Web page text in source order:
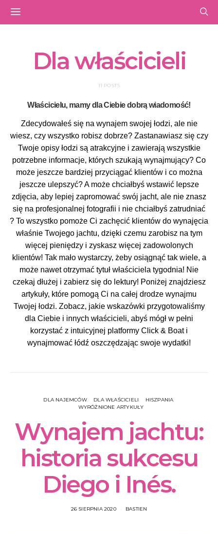
Dla właścicieli
11 POSTS
Właścicielu, mamy dla Ciebie dobrą wiadomość!
Zdecydowałeś się na wynajem swojej łodzi, ale nie
wiesz, czy wszystko robisz dobrze? Zastanawiasz się czy
Twoje opisy łodzi są atrakcyjne i zawierają wszystkie
potrzebne informacje, których szukają wynajmujący? Co
może jeszcze bardziej przyciągać klientów i co można
jeszcze ulepszyć? A może chciałbyś wstawić lepsze
zdjęcia, aby lepiej zapromować swój jacht, ale nie znasz
się na profesjonalnej fotografii i nie chciałbyś zatrudniać
? To wszystko pomoże Ci zachęcić klientów do wynajęcia
właśnie Twojego jachtu, dzięki czemu zarobisz na tym
więcej pieniędzy i zyskasz więcej zadowolonych
klientów! Tak mało wystarczy, żeby osiągnąć tak wiele, a
może nawet otrzymać tytuł właściciela tygodnia! Nie
czekaj dłużej i zabierz się do lektury! Poniżej znajdziesz
artykuły, które pomogą Ci na całej drodze wynajmu
Twojej łodzi. Zobacz, jakie wskazówki przygotowaliśmy
dla Ciebie i innych właścicieli, abyś mógł w pełni
korzystać z intuicyjnej platformy Click & Boat i
wynajmować łódź oszczędzając swoje wydatki!
DLA NAJEMCÓW DLA WŁAŚCICIELI
HISZPANIA
WYRÓŻNIONE ARTYKUŁY
Wynajem jachtu:
historia sukcesu
Diego i Inés.
26 SIERPNIA 2020 BASTIEN